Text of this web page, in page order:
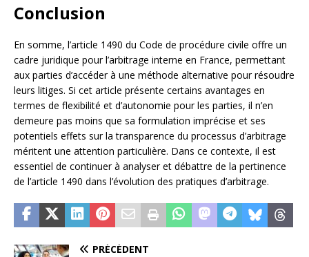
Conclusion
En somme, l’article 1490 du Code de procédure civile offre un
cadre juridique pour l’arbitrage interne en France, permettant
aux parties d’accéder à une méthode alternative pour résoudre
leurs litiges. Si cet article présente certains avantages en
termes de flexibilité et d’autonomie pour les parties, il n’en
demeure pas moins que sa formulation imprécise et ses
potentiels effets sur la transparence du processus d’arbitrage
méritent une attention particulière. Dans ce contexte, il est
essentiel de continuer à analyser et débattre de la pertinence
de l’article 1490 dans l’évolution des pratiques d’arbitrage.
PRÉCÉDENT